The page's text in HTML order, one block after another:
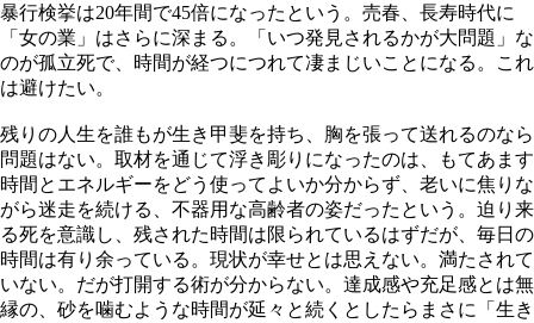
暴行検挙は20年間で45倍になったという。売春、長寿時代に
「女の業」はさらに深まる。「いつ発見されるかが大問題」な
のが孤立死で、時間が経つにつれて凄まじいことになる。これ
は避けたい。
残りの人生を誰もが生き甲斐を持ち、胸を張って送れるのなら
問題はない。取材を通じて浮き彫りになったのは、もてあます
時間とエネルギーをどう使ってよいか分からず、老いに焦りな
がら迷走を続ける、不器用な高齢者の姿だったという。迫り来
る死を意識し、残された時間は限られているはずだが、毎日の
時間は有り余っている。現状が幸せとは思えない。満たされて
いない。だが打開する術が分からない。達成感や充足感とは無
縁の、砂を噛むような時間が延々と続くとしたらまさに「生き